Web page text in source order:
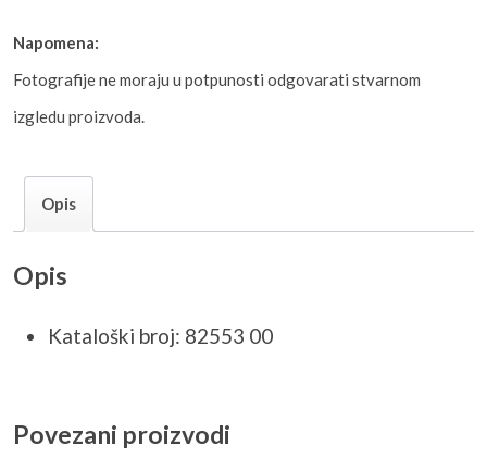
Napomena:
Fotografije ne moraju u potpunosti odgovarati stvarnom
izgledu proizvoda.
Opis
Opis
Kataloški broj: 82553 00
Povezani proizvodi